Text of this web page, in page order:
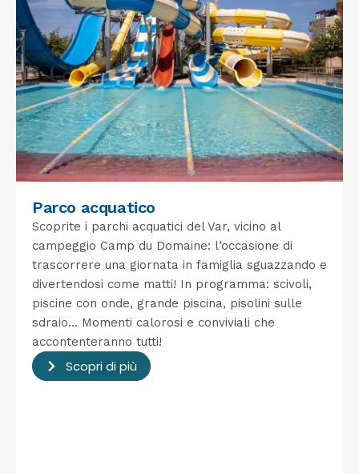
Parco acquatico
Scoprite i parchi acquatici del Var, vicino al
campeggio Camp du Domaine: l’occasione di
trascorrere una giornata in famiglia sguazzando e
divertendosi come matti! In programma: scivoli,
piscine con onde, grande piscina, pisolini sulle
sdraio… Momenti calorosi e conviviali che
accontenteranno tutti!
Scopri di più